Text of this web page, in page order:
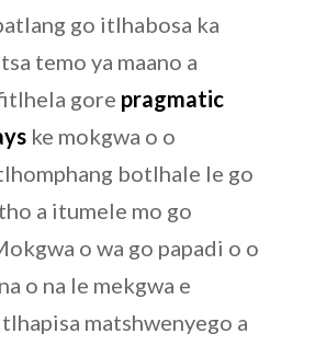
go itlhabosa ka
temo ya maano a
gore pragmatic
ke mokgwa o o
botlhale le go
a itumele mo go
o wa go papadi o o
o na le mekgwa e
matshwenyego a